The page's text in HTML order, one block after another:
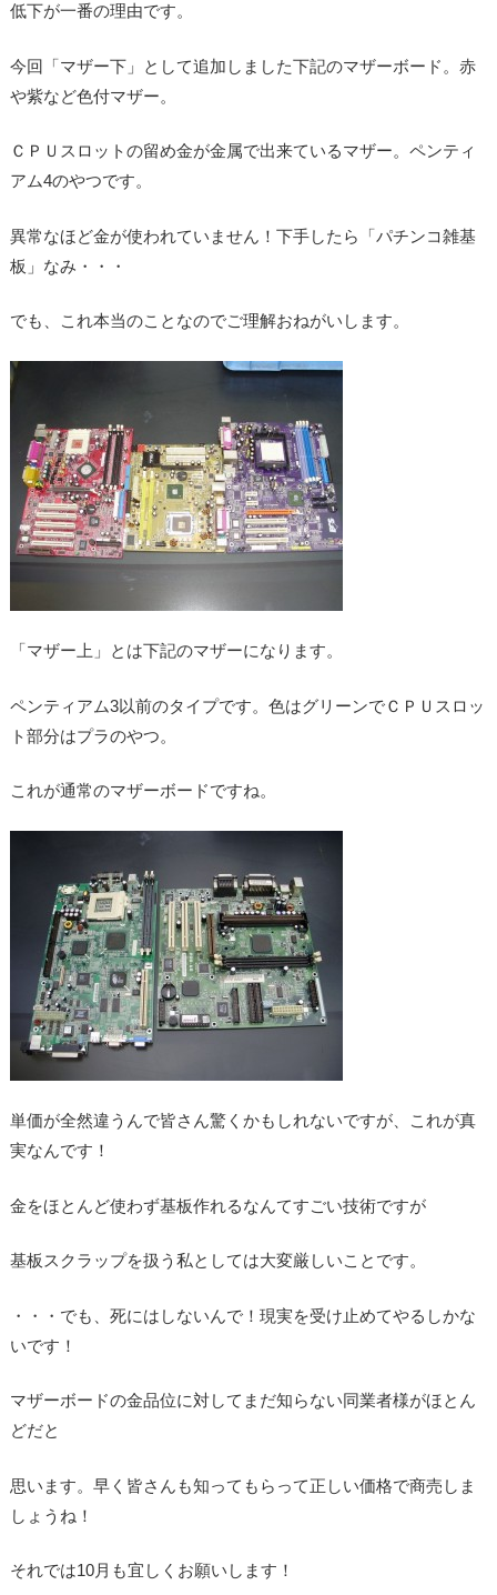
低下が一番の理由です。
今回「マザー下」として追加しました下記のマザーボード。赤
や紫など色付マザー。
ＣＰＵスロットの留め金が金属で出来ているマザー。ペンティ
アム4のやつです。
異常なほど金が使われていません！下手したら「パチンコ雑基
板」なみ・・・
でも、これ本当のことなのでご理解おねがいします。
「マザー上」とは下記のマザーになります。
ペンティアム3以前のタイプです。色はグリーンでＣＰＵスロッ
ト部分はプラのやつ。
これが通常のマザーボードですね。
単価が全然違うんで皆さん驚くかもしれないですが、これが真
実なんです！
金をほとんど使わず基板作れるなんてすごい技術ですが
基板スクラップを扱う私としては大変厳しいことです。
・・・でも、死にはしないんで！現実を受け止めてやるしかな
いです！
マザーボードの金品位に対してまだ知らない同業者様がほとん
どだと
思います。早く皆さんも知ってもらって正しい価格で商売しま
しょうね！
それでは10月も宜しくお願いします！